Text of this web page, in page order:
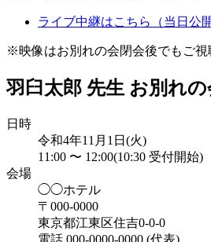
ライブ中継はこちら（当日公開
※映像はお別れの会閉会後でもご視
羽臼太郎 先生 お別れの
日時
令和4年11月1日(火)
11:00 〜 12:00(10:30 受付開始)
会場
◯◯ホテル
〒000-0000
東京都江東区住吉0-0-0
電話 000-0000-0000 (代表)